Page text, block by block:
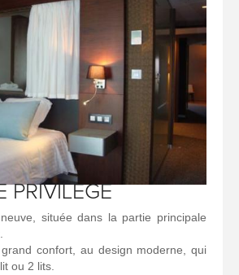
PRIVILEGE
située dans la partie principale
confort, au design moderne, qui
ou 2 lits.